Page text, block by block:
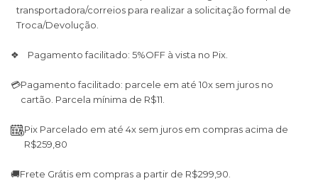
transportadora/correios para realizar a solicitação formal de
Troca/Devolução.
❖ Pagamento facilitado: 5%OFF à vista no Pix.
💳Pagamento facilitado: parcele em até 10x sem juros no
cartão. Parcela mínima de R$11.
Pix Parcelado em até 4x sem juros em compras acima de
R$259,80
🚚Frete Grátis em compras a partir de R$299,90.